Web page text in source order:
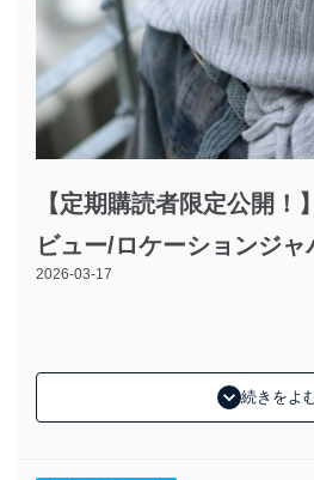
【定期購読者限定公開！
ビュー/ロケーションジャ
2026-03-17
続きをよ